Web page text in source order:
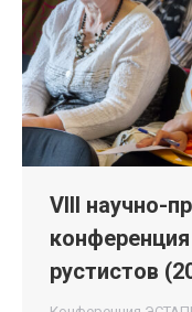
VIII научно-
рустистов